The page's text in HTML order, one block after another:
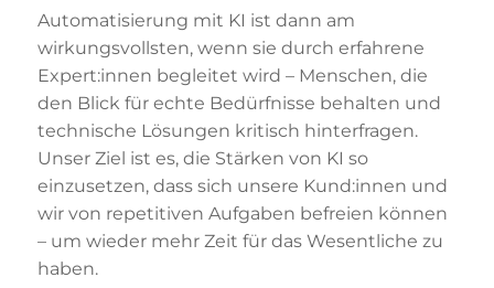
Automatisierung mit KI ist dann am
wirkungsvollsten, wenn sie durch erfahrene
Expert:innen begleitet wird – Menschen, die
den Blick für echte Bedürfnisse behalten und
technische Lösungen kritisch hinterfragen.
Unser Ziel ist es, die Stärken von KI so
einzusetzen, dass sich unsere Kund:innen und
wir von repetitiven Aufgaben befreien können
– um wieder mehr Zeit für das Wesentliche zu
haben.